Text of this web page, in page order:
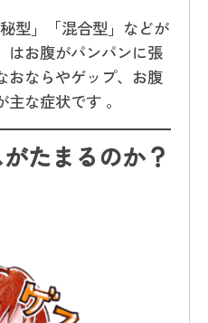
型」「混合型」などが
はお腹がパンパンに張
おならやゲップ、お腹
な症状です 。
たまるのか？